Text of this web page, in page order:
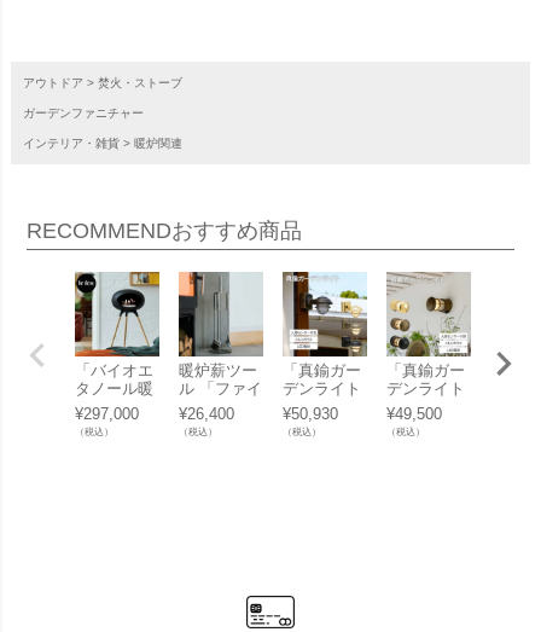
アウトドア 焚火・ストーブ
ガーデンファニチャー
インテリア・雑貨 暖炉関連
RECOMMENDおすすめ商品
「バイオエ
タノール暖
炉 レフュー
ドーム（Le
Feu DOM
¥297,000
（税込）
暖炉薪ツー
ル 「ファイ
ヤーサイド
ステンレス
ツールセッ
¥26,400
（税込）
「真鍮ガー
デンライト
BR5000SH
ORT FR LE
SL くもり
¥50,930
（税込）
「真鍮ガー
デンライト
BH1010 FR
LE SL くも
りガラス 人
¥49,500
（税込）
「真